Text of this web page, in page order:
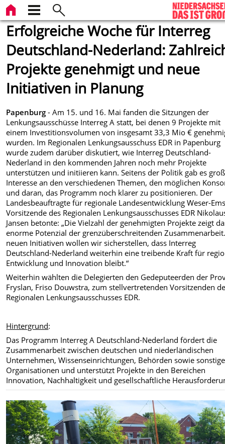
Erfolgreiche Woche für Interreg
Deutschland-Nederland:
Projekte genehmigt und neue
Initiativen in Planung
Papenburg - Am 15. und 16. Mai fanden die Sitzungen der
Lenkungsausschüsse Interreg A statt, bei denen 9 Projekte mit
einem Investitionsvolumen von insgesamt 33,3 Mio €
wurden. Im Regionalen Lenkungsausschuss EDR in Papenburg
wurde zudem darüber diskutiert, wie Interreg Deutschland-
Nederland in den kommenden Jahren noch mehr Projekte
unterstützen und initiieren kann. Seitens der Politik gab es
Interesse an den verschiedenen Themen, den möglichen
und daran, das Programm noch klarer zu positionieren. Der
Landesbeauftragte für regionale Landesentwicklung Weser-
Vorsitzende des Regionalen Lenkungsausschusses EDR
Jansen betonte: „Die Vielzahl der genehmigten Projekte zeigt
enorme Potenzial der grenzüberschreitenden
neuen Initiativen wollen wir sicherstellen, dass Interreg
Deutschland-Nederland weiterhin eine treibende Kraft für
Entwicklung und Innovation bleibt.“
Weiterhin wählten die Delegierten den Gedeputeerden der
Fryslan, Friso Douwstra, zum stellvertretenden Vorsitzenden
Regionalen Lenkungsausschusses EDR.
Hintergrund:
Das Programm Interreg A Deutschland-Nederland fördert die
Zusammenarbeit zwischen deutschen und niederländischen
Unternehmen, Wissenseinrichtungen, Behörden sowie
Organisationen und unterstützt Projekte in den Bereichen
Innovation, Nachhaltigkeit und gesellschaftliche